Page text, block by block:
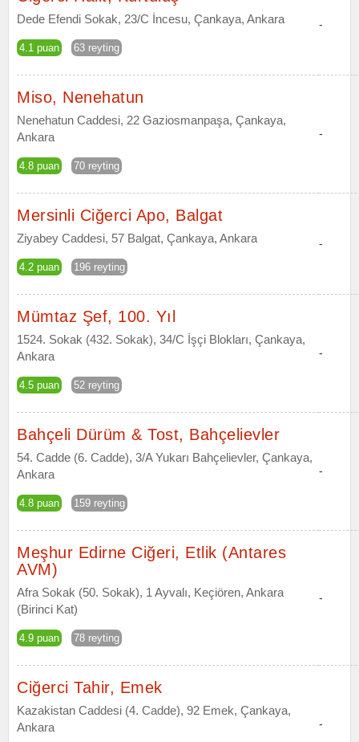
Dede Efendi Sokak, 23/C İncesu, Çankaya, Ankara
4.1 puan 63 reyting
-
Miso, Nenehatun
Nenehatun Caddesi, 22 Gaziosmanpaşa, Çankaya,
Ankara
4.8 puan 70 reyting
-
Mersinli Ciğerci Apo, Balgat
Ziyabey Caddesi, 57 Balgat, Çankaya, Ankara
4.2 puan 196 reyting
-
Mümtaz Şef, 100. Yıl
1524. Sokak (432. Sokak), 34/C İşçi Blokları, Çankaya,
Ankara
4.5 puan 52 reyting
-
Bahçeli Dürüm & Tost, Bahçelievler
54. Cadde (6. Cadde), 3/A Yukarı Bahçelievler, Çankaya,
Ankara
4.8 puan 159 reyting
-
Meşhur Edirne Ciğeri, Etlik (Antares
AVM)
Afra Sokak (50. Sokak), 1 Ayvalı, Keçiören, Ankara
(Birinci Kat)
4.9 puan 78 reyting
-
Ciğerci Tahir, Emek
Kazakistan Caddesi (4. Cadde), 92 Emek, Çankaya,
Ankara
-